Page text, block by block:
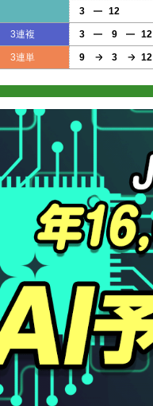
3 12
3連複 3 9 12
3連単 9 3 12